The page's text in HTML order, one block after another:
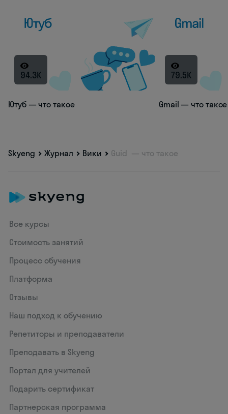
94.3K
Ютуб — что такое
79.5K
Gmail — что такое
Skyeng Журнал Вики Guid — что такое
Все курсы
Стоимость занятий
Процесс обучения
Платформа
Отзывы
Наш подход к обучению
Репетиторы и преподаватели
Преподавать в Skyeng
Портал для учителей
Подарить сертификат
Партнерская программа